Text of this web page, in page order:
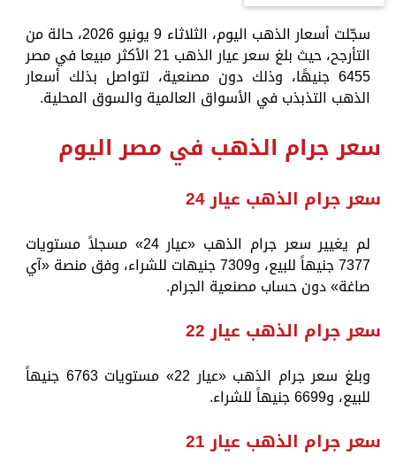
سجّلت أسعار الذهب اليوم، الثلاثاء 9 يونيو 2026، حالة من
التأرجح، حيث بلغ سعر عيار الذهب 21 الأكثر مبيعا في مصر
6455 جنيهًا، وذلك دون مصنعية، لتواصل بذلك أسعار
الذهب التذبذب في الأسواق العالمية والسوق المحلية.
سعر جرام الذهب في مصر اليوم
سعر جرام الذهب عيار 24
لم يغيير سعر جرام الذهب «عيار 24» مسجلاً مستويات
7377 جنيهاً للبيع، و7309 جنيهات للشراء، وفق منصة «آي
صاغة» دون حساب مصنعية الجرام.
سعر جرام الذهب عيار 22
وبلغ سعر جرام الذهب «عيار 22» مستويات 6763 جنيهاً
للبيع، و6699 جنيهاً للشراء.
سعر جرام الذهب عيار 21